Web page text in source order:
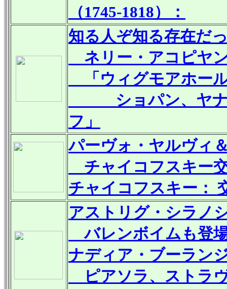
（1745-1818）：
知る人ぞ知る存在だ
ネリー・アコピヤ
「ウィグモアホー
ショパン、ヤナ
フ」
パーヴォ・ヤルヴィ
チャイコフスキー
チャイコフスキー：
アストリグ・シラノ
バレンボイムも登
ナディア・ブーラン
ピアソラ、ストラ